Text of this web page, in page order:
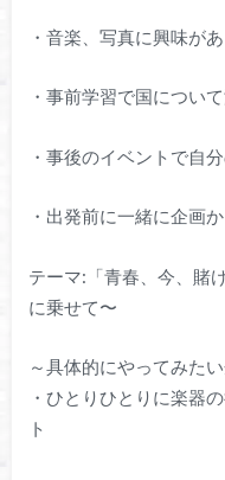
・音楽、写真に興味が
・事前学習で国につい
・事後のイベントで自
・出発前に一緒に企画
テーマ:「青春、今、賭
に乗せて〜
～具体的にやってみた
・ひとりひとりに楽器
ト